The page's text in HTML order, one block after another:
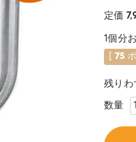
定価
1個分
75
残りわ